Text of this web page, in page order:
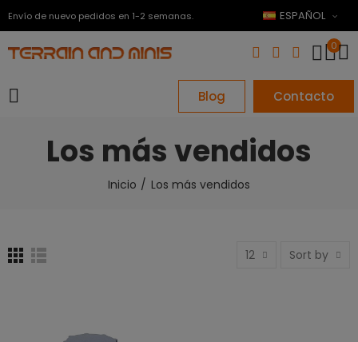
Envío de nuevo pedidos en 1-2 semanas. ESPAÑOL
0
Blog Contacto
Los más vendidos
Inicio Los más vendidos
12 Sort by